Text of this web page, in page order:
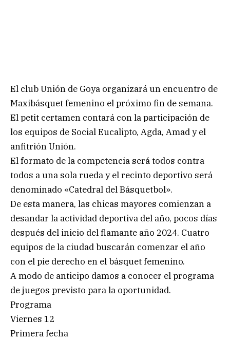
El club Unión de Goya organizará un encuentro de
Maxibásquet femenino el próximo fin de semana.
El petit certamen contará con la participación de
los equipos de Social Eucalipto, Agda, Amad y el
anfitrión Unión.
El formato de la competencia será todos contra
todos a una sola rueda y el recinto deportivo será
denominado «Catedral del Básquetbol».
De esta manera, las chicas mayores comienzan a
desandar la actividad deportiva del año, pocos días
después del inicio del flamante año 2024. Cuatro
equipos de la ciudad buscarán comenzar el año
con el pie derecho en el básquet femenino.
A modo de anticipo damos a conocer el programa
de juegos previsto para la oportunidad.
Programa
Viernes 12
Primera fecha